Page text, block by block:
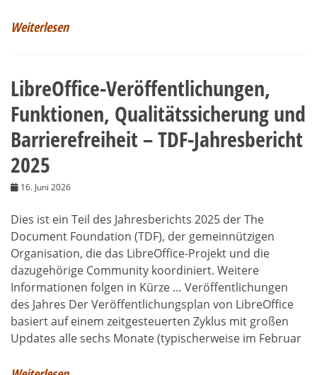
Weiterlesen
LibreOffice-Veröffentlichungen,
Funktionen, Qualitätssicherung und
Barrierefreiheit – TDF-Jahresbericht
2025
16. Juni 2026
Dies ist ein Teil des Jahresberichts 2025 der The
Document Foundation (TDF), der gemeinnützigen
Organisation, die das LibreOffice-Projekt und die
dazugehörige Community koordiniert. Weitere
Informationen folgen in Kürze … Veröffentlichungen
des Jahres Der Veröffentlichungsplan von LibreOffice
basiert auf einem zeitgesteuerten Zyklus mit großen
Updates alle sechs Monate (typischerweise im Februar